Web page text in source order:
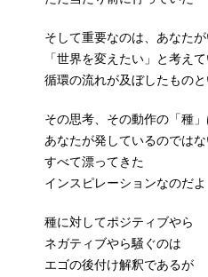
そして重要なのは、あなたが
「世界を変えたい」と考え
循環の流れが及ぼしたもの
その思考、その動作の「種」
あなたが発しているのでは
すべて漂ってきた
インスピレーションなのだよ
種に対してポジティブやら
ネガティブやら騒ぐのは
エゴの後付け解釈であるが